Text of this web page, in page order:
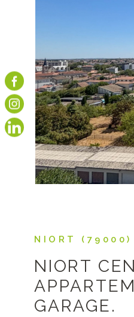
NIORT (79000)
NIORT
GARAGE.